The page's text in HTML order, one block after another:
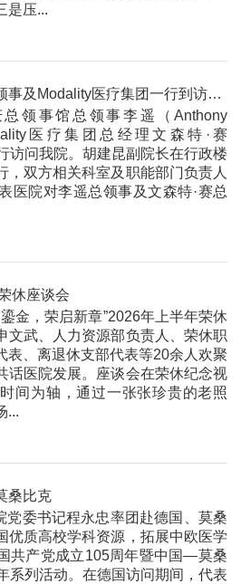
是压...
英国驻重庆总领事馆总领事及Modality医疗集团一行到访我院
领事馆总领事李遥（Anthony
医疗集团总经理文森特·赛
访问我院。胡建昆副院长在行政楼
，双方相关科室及职能部门负责人
医院对李遥总领事及文森特·赛总
休座谈会
金，荣启新章”2026年上半年荣休
文武、人力资源部负责人、荣休职
表、离退休支部代表等20余人欢聚
话医院发展。座谈会在荣休纪念视
间为轴，通过一张张珍贵的老照
...
桑比克
党委书记程永忠率团赴德国、莫桑
优质高校学科资源，拓展中欧医学
共产党成立105周年暨中国—莫桑
系列活动。在德国访问期间，代表